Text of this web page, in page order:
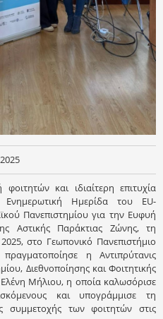
και ιδιαίτερη επιτυχία
Ενημερωτική Ημερίδα του EU-
Πανεπιστημίου για την Ευφυή
Αστικής Παράκτιας Ζώνης, τη
στο Γεωπονικό Πανεπιστήμιο
η Αντιπρύτανις
Διεθνοποίησης και Φοιτητικής
Μήλιου, η οποία καλωσόρισε
και υπογράμμισε τη
συμμετοχής των φοιτητών στις